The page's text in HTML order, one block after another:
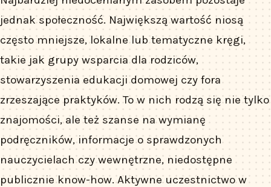
jednak społeczność. Największą wartość niosą
często mniejsze, lokalne lub tematyczne kręgi,
takie jak grupy wsparcia dla rodziców,
stowarzyszenia edukacji domowej czy fora
zrzeszające praktyków. To w nich rodzą się nie tylko
znajomości, ale też szanse na wymianę
podręczników, informacje o sprawdzonych
nauczycielach czy wewnętrzne, niedostępne
publicznie know-how. Aktywne uczestnictwo w